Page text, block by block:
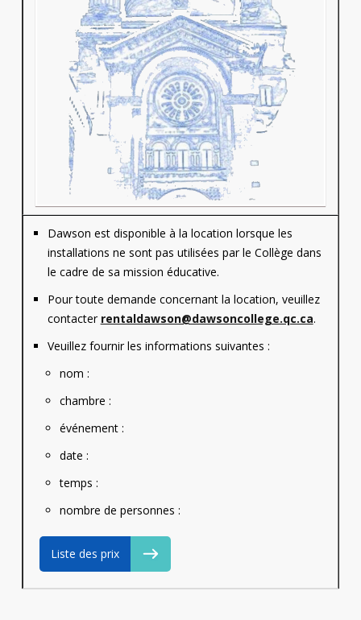
Dawson est disponible à la location lorsque les
installations ne sont pas utilisées par le Collège dans
le cadre de sa mission éducative.
Pour toute demande concernant la location, veuillez
contacter rentaldawson@dawsoncollege.qc.ca.
Veuillez fournir les informations suivantes :
nom :
chambre :
événement :
date :
temps :
nombre de personnes :
Liste des prix
Contact
Informations
Outils
Liens
Menu principal
Qui vous êtes